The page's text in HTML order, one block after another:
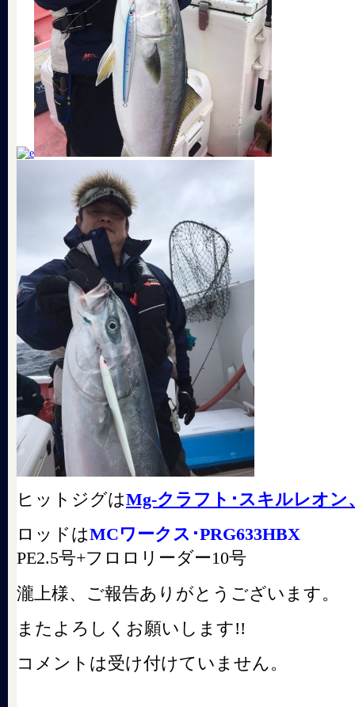
ヒットジグはMg-クラフト･スキルレオン
ロッドはMCワークス･PRG633HBX
PE2.5号+フロロリーダー10号
瀧上様、ご報告ありがとうございます。
またよろしくお願いします!!
コメントは受け付けていません。